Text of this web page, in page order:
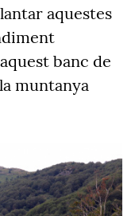
aquestes
banc de
muntanya